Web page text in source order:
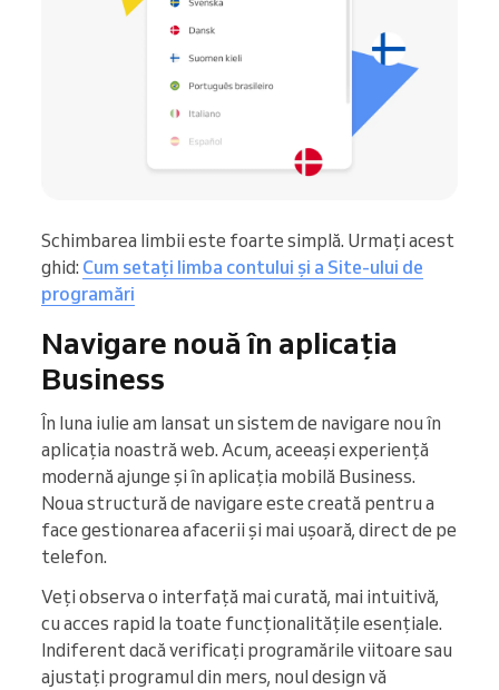
Schimbarea limbii este foarte simplă. Urmați acest
ghid: Cum setați limba contului și a Site-ului de
programări
Navigare nouă în aplicația
Business
În luna iulie am lansat un sistem de navigare nou în
aplicația noastră web. Acum, aceeași experiență
modernă ajunge și în aplicația mobilă Business.
Noua structură de navigare este creată pentru a
face gestionarea afacerii și mai ușoară, direct de pe
telefon.
Veți observa o interfață mai curată, mai intuitivă,
cu acces rapid la toate funcționalitățile esențiale.
Indiferent dacă verificați programările viitoare sau
ajustați programul din mers, noul design vă